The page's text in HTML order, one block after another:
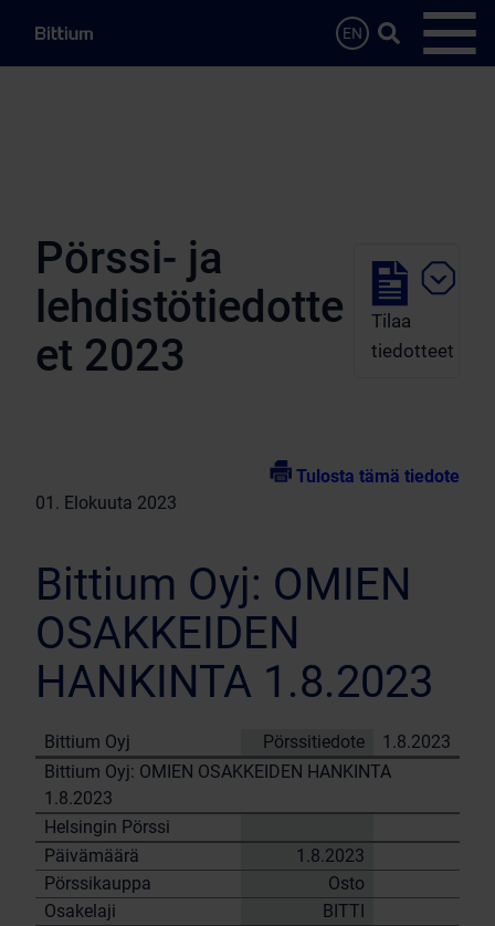
EN
Hae…
Avaa
Pörssi- ja
lehdistötiedotte
et 2023
Tilaa
tiedotteet
Tulosta tämä tiedote
01. Elokuuta 2023
Bittium Oyj: OMIEN
OSAKKEIDEN
HANKINTA 1.8.2023
Bittium Oyj Pörssitiedote
1.8.2023
Bittium Oyj: OMIEN OSAKKEIDEN HANKINTA
1.8.2023
Helsingin Pörssi
Päivämäärä
1.8.2023
Pörssikauppa
Osto
Osakelaji
BITTI